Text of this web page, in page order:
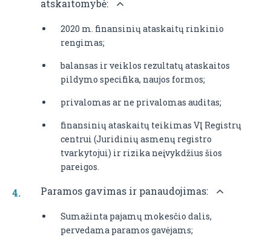
atskaitomybė:
2020 m. finansinių ataskaitų rinkinio
rengimas;
balansas ir veiklos rezultatų ataskaitos
pildymo specifika, naujos formos;
privalomas ar ne privalomas auditas;
finansinių ataskaitų teikimas VĮ Registrų
centrui (Juridinių asmenų registro
tvarkytojui) ir rizika neįvykdžius šios
pareigos.
Paramos gavimas ir panaudojimas:
Sumažinta pajamų mokesčio dalis,
pervedama paramos gavėjams;